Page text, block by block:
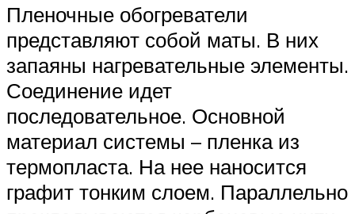
Пленочные обогреватели
представляют собой маты. В них
запаяны нагревательные элементы.
Соединение идет
последовательное. Основной
материал системы – пленка из
термопласта. На нее наносится
графит тонким слоем. Параллельно